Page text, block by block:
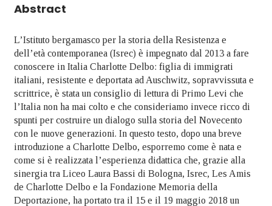
Abstract
L’Istituto bergamasco per la storia della Resistenza e
dell’età contemporanea (Isrec) è impegnato dal 2013 a fare
conoscere in Italia Charlotte Delbo: figlia di immigrati
italiani, resistente e deportata ad Auschwitz, sopravvissuta e
scrittrice, è stata un consiglio di lettura di Primo Levi che
l’Italia non ha mai colto e che consideriamo invece ricco di
spunti per costruire un dialogo sulla storia del Novecento
con le nuove generazioni. In questo testo, dopo una breve
introduzione a Charlotte Delbo, esporremo come è nata e
come si è realizzata l’esperienza didattica che, grazie alla
sinergia tra Liceo Laura Bassi di Bologna, Isrec, Les Amis
de Charlotte Delbo e la Fondazione Memoria della
Deportazione, ha portato tra il 15 e il 19 maggio 2018 un